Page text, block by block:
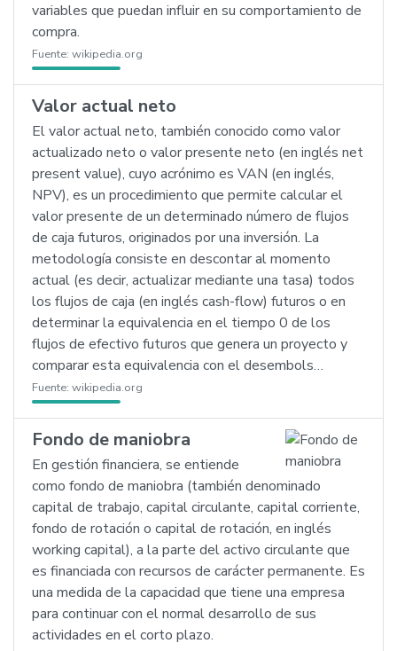
variables que puedan influir en su comportamiento de
compra.
Fuente: wikipedia.org
Valor actual neto
El valor actual neto, también conocido como valor
actualizado neto o valor presente neto (en inglés net
present value), cuyo acrónimo es VAN (en inglés,
NPV), es un procedimiento que permite calcular el
valor presente de un determinado número de flujos
de caja futuros, originados por una inversión. La
metodología consiste en descontar al momento
actual (es decir, actualizar mediante una tasa) todos
los flujos de caja (en inglés cash-flow) futuros o en
determinar la equivalencia en el tiempo 0 de los
flujos de efectivo futuros que genera un proyecto y
comparar esta equivalencia con el desembols…
Fuente: wikipedia.org
Fondo de maniobra
En gestión financiera, se entiende
como fondo de maniobra (también denominado
capital de trabajo, capital circulante, capital corriente,
fondo de rotación o capital de rotación, en inglés
working capital), a la parte del activo circulante que
es financiada con recursos de carácter permanente. Es
una medida de la capacidad que tiene una empresa
para continuar con el normal desarrollo de sus
actividades en el corto plazo.